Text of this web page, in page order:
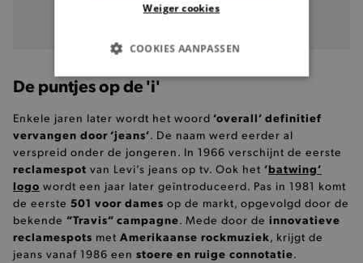
De puntjes op de 'i'
Enkele jaren later wordt het woord ‘overall’ definitief
vervangen door ‘jeans’. De naam werd eerder al
verspreid onder de jongeren. In 1966 verschijnt de eerste
reclamespot van Levi’s jeans op tv. Ook het ‘batwing’
logo wordt een jaar later geïntroduceerd. Pas in 1981 komt
de eerste 501 voor dames op de markt, opgevolgd door de
bekende “Travis” campagne. Mede door de innovatieve
reclamespots met Amerikaanse rockmuziek, krijgt de
jeans vanaf 1986 een stoere en ruige connotatie.
Weiger cookies
COOKIES AANPASSEN
BASIS COOKIES
ANALYTISCHE
TARGETING
FUNCTIONALITEIT